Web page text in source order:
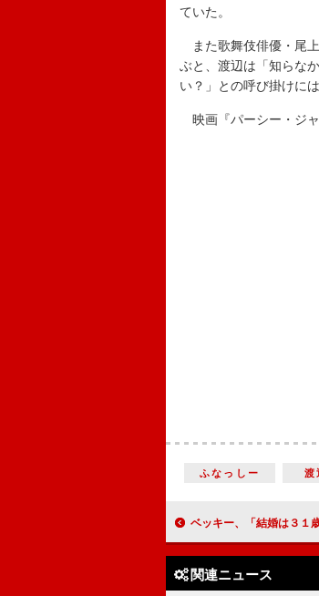
ていた。
また歌舞伎俳優・尾
ぶと、渡辺は「知らな
い？」との呼び掛けに
映画『パーシー・ジ
ふなっしー 渡
ベッキー、「結婚は３１歳か３２歳
関連ニュース